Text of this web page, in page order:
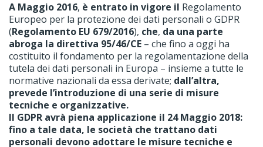
A Maggio 2016, è entrato in vigore il Regolamento
Europeo per la protezione dei dati personali o GDPR
(Regolamento EU 679/2016), che, da una parte
abroga la direttiva 95/46/CE – che fino a oggi ha
costituito il fondamento per la regolamentazione della
tutela dei dati personali in Europa – insieme a tutte le
normative nazionali da essa derivate; dall’altra,
prevede l’introduzione di una serie di misure
tecniche e organizzative.
Il GDPR avrà piena applicazione il 24 Maggio 2018:
fino a tale data, le società che trattano dati
personali devono adottare le misure tecniche e